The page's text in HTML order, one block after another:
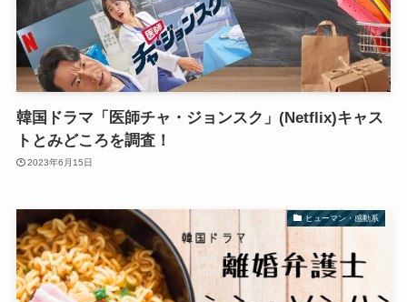
韓国ドラマ「医師チャ・ジョンスク」(Netflix)キャス
トとみどころを調査！
2023年6月15日
ヒューマン・感動系